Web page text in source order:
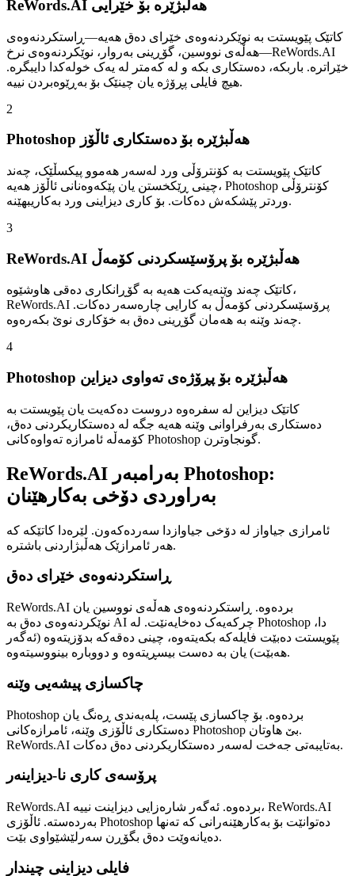
ReWords.AI هەڵبژێرە بۆ خێرایی
کاتێک پێویستت بە نوێکردنەوەی خێرای دەق هەیە—ڕاستکردنەوەی
هەڵەی نووسین، گۆڕینی بەروار، نوێکردنەوەی نرخ—ReWords.AI
خێراترە. باربکە، دەستکاری بکە و لە کەمتر لە یەک خولەکدا دایبگرە.
هیچ فایلی پڕۆژە یان چینێک بۆ بەڕێوەبردن نییە.
2
Photoshop هەڵبژێرە بۆ دەستکاری ئاڵۆز
کاتێک پێویستت بە کۆنترۆڵی ورد لەسەر هەموو پیکسڵێک، چەند
چینی ڕێکخستن یان پێکەوەنانی ئاڵۆز هەیە، Photoshop کۆنترۆڵی
وردتر پێشکەش دەکات. بۆ کاری دیزاینی ورد بەکاریبهێنە.
3
ReWords.AI هەڵبژێرە بۆ پرۆسێسکردنی کۆمەڵ
کاتێک چەند وێنەیەکت هەیە بە گۆڕانکاری دەقی هاوشێوە،
ReWords.AI پرۆسێسکردنی کۆمەڵ بە کارایی چارەسەر دەکات.
چەند وێنە بە هەمان گۆڕینی دەق بە خۆکاری نوێ بکەرەوە.
4
Photoshop هەڵبژێرە بۆ پڕۆژەی تەواوی دیزاین
کاتێک دیزاین لە سفرەوە دروست دەکەیت یان پێویستت بە
دەستکاری بەرفراوانی وێنە هەیە جگە لە دەستکاریکردنی دەق،
کۆمەڵە ئامرازە تەواوەکانی Photoshop گونجاوترن.
ReWords.AI بەرامبەر Photoshop:
بەراوردی دۆخی بەکارهێنان
ئامرازی جیاواز لە دۆخی جیاوازدا سەردەکەون. لێرەدا کاتێکە کە
هەر ئامرازێک هەڵبژاردنی باشترە.
ڕاستکردنەوەی خێرای دەق
ReWords.AI بردەوە. ڕاستکردنەوەی هەڵەی نووسین یان
نوێکردنەوەی دەق بە AI چرکەیەک دەخایەنێت. لە Photoshop دا،
پێویستت دەبێت فایلەکە بکەیتەوە، چینی دەقەکە بدۆزیتەوە (ئەگەر
هەبێت) یان بە دەست بیسڕیتەوە و دووبارە بینووسیتەوە.
چاکسازی پیشەیی وێنە
Photoshop بردەوە. بۆ چاکسازی پێست، پلەبەندی ڕەنگ یان
دەستکاری ئاڵۆزی وێنە، ئامرازەکانی Photoshop بێ هاوتان.
ReWords.AI بەتایبەتی جەخت لەسەر دەستکاریکردنی دەق دەکات.
پرۆسەی کاری نا-دیزاینەر
ReWords.AI بردەوە. ئەگەر شارەزایی دیزاینت نییە، ReWords.AI
بەردەستە. ئاڵۆزی Photoshop دەتوانێت بۆ بەکارهێنەرانی کە تەنها
دەیانەوێت دەق بگۆڕن سەرلێشێواوی بێت.
فایلی دیزاینی چیندار